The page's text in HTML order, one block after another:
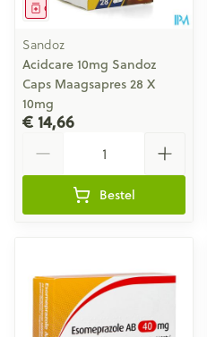
Geneesmiddel
Sandoz
Acidcare 10mg Sandoz
Caps Maagsapres 28 X
10mg
€ 14,66
Bestel